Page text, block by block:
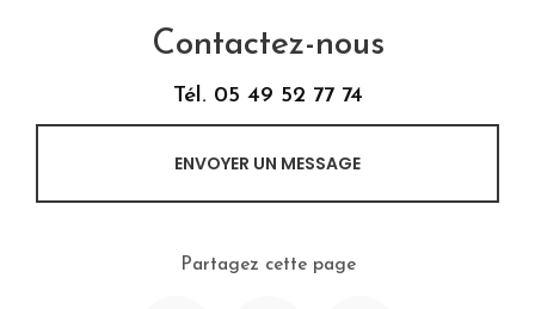
Contactez-nous
Tél. 05 49 52 77 74
ENVOYER UN MESSAGE
Partagez cette page